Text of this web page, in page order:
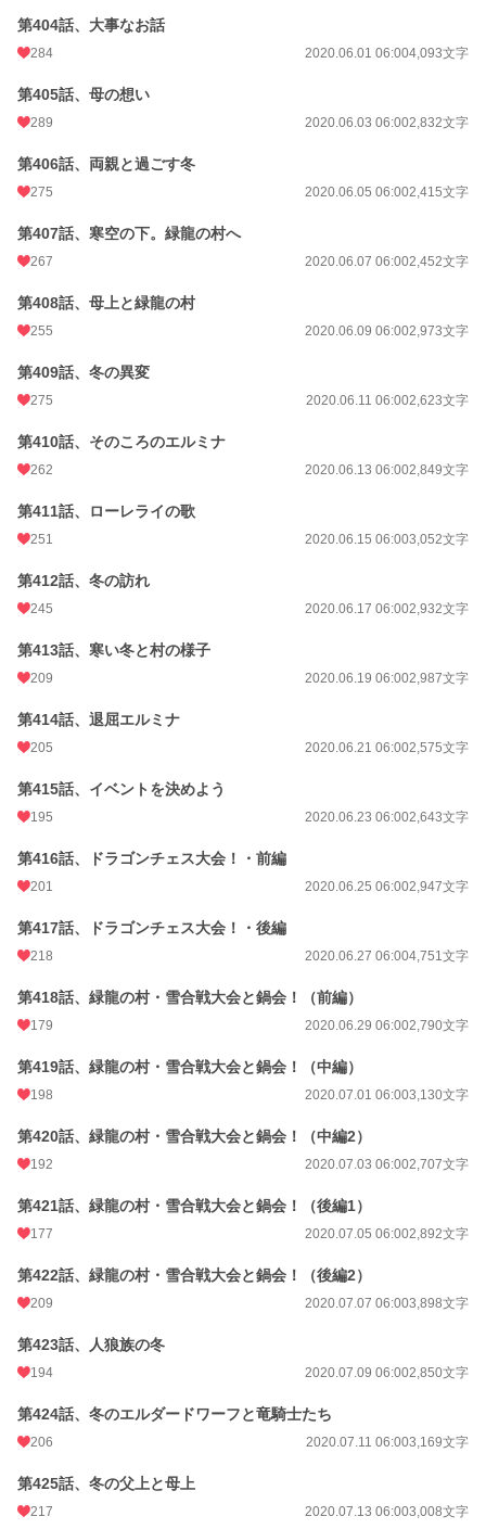
第404話、大事なお話
284 2020.06.01 06:004,093文字
第405話、母の想い
289 2020.06.03 06:002,832文字
第406話、両親と過ごす冬
275 2020.06.05 06:002,415文字
第407話、寒空の下。緑龍の村へ
267 2020.06.07 06:002,452文字
第408話、母上と緑龍の村
255 2020.06.09 06:002,973文字
第409話、冬の異変
275 2020.06.11 06:002,623文字
第410話、そのころのエルミナ
262 2020.06.13 06:002,849文字
第411話、ローレライの歌
251 2020.06.15 06:003,052文字
第412話、冬の訪れ
245 2020.06.17 06:002,932文字
第413話、寒い冬と村の様子
209 2020.06.19 06:002,987文字
第414話、退屈エルミナ
205 2020.06.21 06:002,575文字
第415話、イベントを決めよう
195 2020.06.23 06:002,643文字
第416話、ドラゴンチェス大会！・前編
201 2020.06.25 06:002,947文字
第417話、ドラゴンチェス大会！・後編
218 2020.06.27 06:004,751文字
第418話、緑龍の村・雪合戦大会と鍋会！（前編）
179 2020.06.29 06:002,790文字
第419話、緑龍の村・雪合戦大会と鍋会！（中編）
198 2020.07.01 06:003,130文字
第420話、緑龍の村・雪合戦大会と鍋会！（中編2）
192 2020.07.03 06:002,707文字
第421話、緑龍の村・雪合戦大会と鍋会！（後編1）
177 2020.07.05 06:002,892文字
第422話、緑龍の村・雪合戦大会と鍋会！（後編2）
209 2020.07.07 06:003,898文字
第423話、人狼族の冬
194 2020.07.09 06:002,850文字
第424話、冬のエルダードワーフと竜騎士たち
206 2020.07.11 06:003,169文字
第425話、冬の父上と母上
217 2020.07.13 06:003,008文字